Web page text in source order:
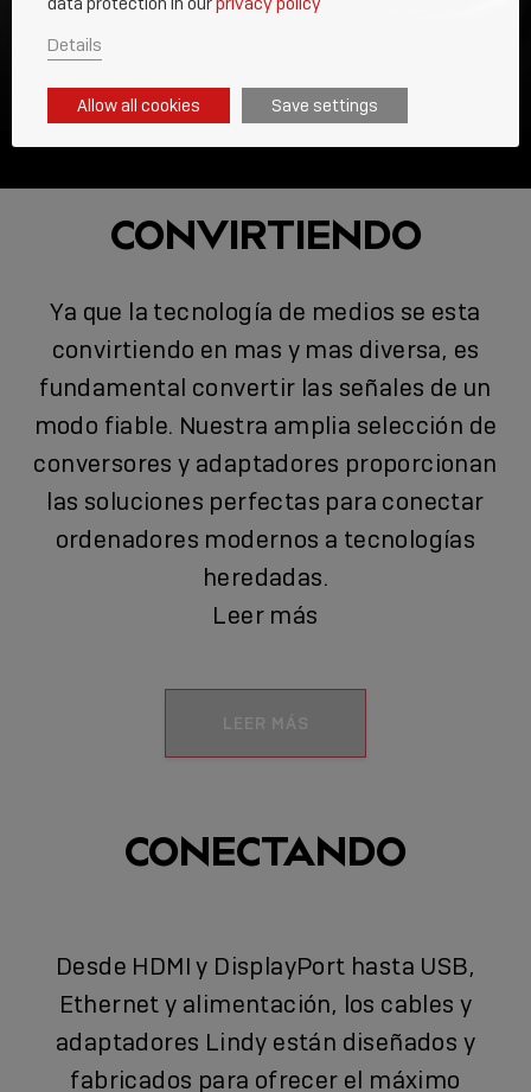
CONVIRTIENDO
Ya que la tecnología de medios se esta
convirtiendo en mas y mas diversa, es
fundamental convertir las señales de un
modo fiable. Nuestra amplia selección de
conversores y adaptadores proporcionan
las soluciones perfectas para conectar
ordenadores modernos a tecnologías
heredadas.
Leer más
LEER MÁS
CONECTANDO
Desde HDMI y DisplayPort hasta USB,
Ethernet y alimentación, los cables y
adaptadores Lindy están diseñados y
fabricados para ofrecer el máximo
Details
Allow all cookies Save settings